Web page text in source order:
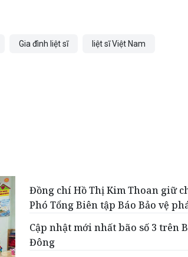
Gia đình liệt sĩ liệt sĩ Việt Nam
Đồng chí Hồ Thị Kim Thoan giữ
Phó Tổng Biên tập Báo Bảo vệ
Cập nhật mới nhất bão số 3 trên
Đông